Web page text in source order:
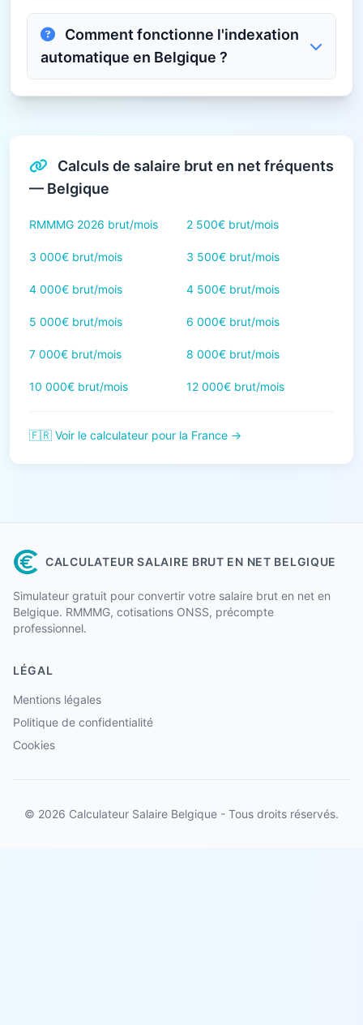
automatique en Belgique ?
Calculs de salaire brut en net fréquents
— Belgique
RMMMG 2026 brut/mois 2 500€ brut/mois
3 000€ brut/mois 3 500€ brut/mois
4 000€ brut/mois 4 500€ brut/mois
5 000€ brut/mois 6 000€ brut/mois
7 000€ brut/mois 8 000€ brut/mois
10 000€ brut/mois 12 000€ brut/mois
🇫🇷 Voir le calculateur pour la France →
CALCULATEUR SALAIRE BRUT EN NET BELGIQUE
Simulateur gratuit pour convertir votre salaire brut en net en
Belgique. RMMMG, cotisations ONSS, précompte
professionnel.
LÉGAL
Mentions légales
Politique de confidentialité
Cookies
© 2026 Calculateur Salaire Belgique - Tous droits réservés.